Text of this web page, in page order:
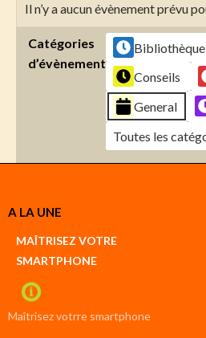
Il n’y a aucun évènement prévu
Catégories
d’évènement
Bibliothèque
Conseils
General
Toutes les
Créer
compte
compte
A LA UNE
MAÎTRISEZ VOTRE
SMARTPHONE
Maîtrisez votrre smartphone